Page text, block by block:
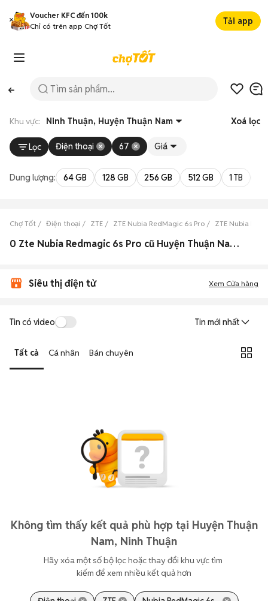
Voucher KFC đến 100k
Chỉ có trên app Chợ Tốt
Tải app
Khu vực: Ninh Thuận, Huyện Thuận Nam Xoá lọc
Lọc Điện thoại 67 Giá
Dung lượng: 64 GB 128 GB 256 GB 512 GB 1 TB
Chợ Tốt Điện thoại ZTE ZTE Nubia RedMagic 6s Pro ZTE Nubia
0 Zte Nubia Redmagic 6s Pro cũ Huyện Thuận Nam, Ninh Thuận đẹp
Siêu thị điện tử Xem Cửa hàng
Tin có video Tin mới nhất
Tất cả Cá nhân Bán chuyên
Không tìm thấy kết quả phù hợp tại Huyện Thuận
Nam, Ninh Thuận
Hãy xóa một số bộ lọc hoặc thay đổi khu vực tìm
kiếm để xem nhiều kết quả hơn